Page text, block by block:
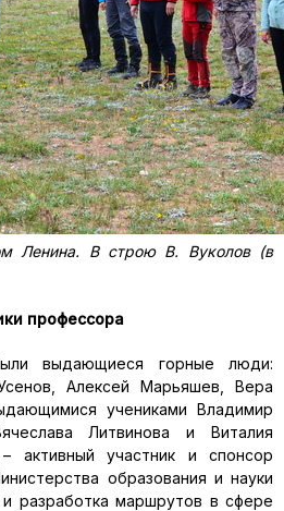
Ленина. В строю В. Вуколов (в
профессора
выдающиеся горные люди:
Алексей Марьяшев, Вера
учениками Владимир
Литвинова и Виталия
активный участник и спонсор
образования и науки
разработка маршрутов в сфере